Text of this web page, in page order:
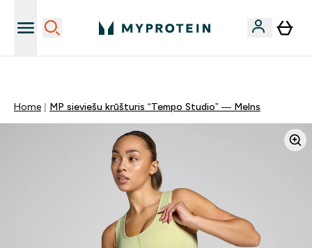
Home MP sieviešu krūšturis “Tempo Studio” — Melns